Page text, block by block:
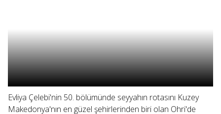
Evliya Çelebi'nin 50. bölümünde seyyahın rotasını Kuzey
Makedonya'nın en güzel şehirlerinden biri olan Ohri'de